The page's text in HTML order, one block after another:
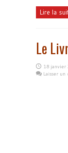
Lire la
Le
18 janvier
Laisser